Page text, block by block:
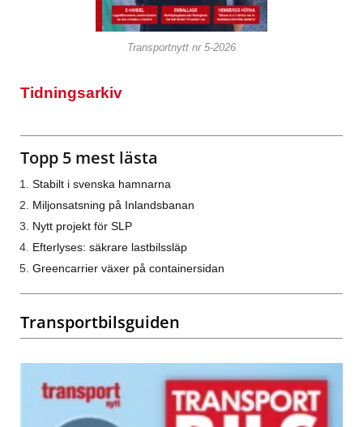
Transportnytt nr 5-2026
Tidningsarkiv
Topp 5 mest lästa
Stabilt i svenska hamnarna
Miljonsatsning på Inlandsbanan
Nytt projekt för SLP
Efterlyses: säkrare lastbilssläp
Greencarrier växer på containersidan
Transportbilsguiden